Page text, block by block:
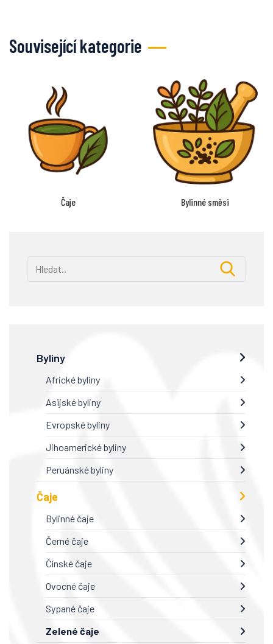
Související kategorie
Čaje Bylinné směsi
Byliny
Africké byliny
Asijské byliny
Evropské byliny
Jihoamerické byliny
Peruánské byliny
Čaje
Bylinné čaje
Černé čaje
Čínské čaje
Ovocné čaje
Sypané čaje
Zelené čaje